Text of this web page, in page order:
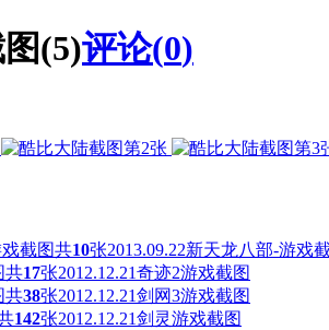
(5)评论(0)
共10张2013.09.22新天龙八部-游戏
共17张2012.12.21奇迹2游戏截图
共38张2012.12.21剑网3游戏截图
142张2012.12.21剑灵游戏截图